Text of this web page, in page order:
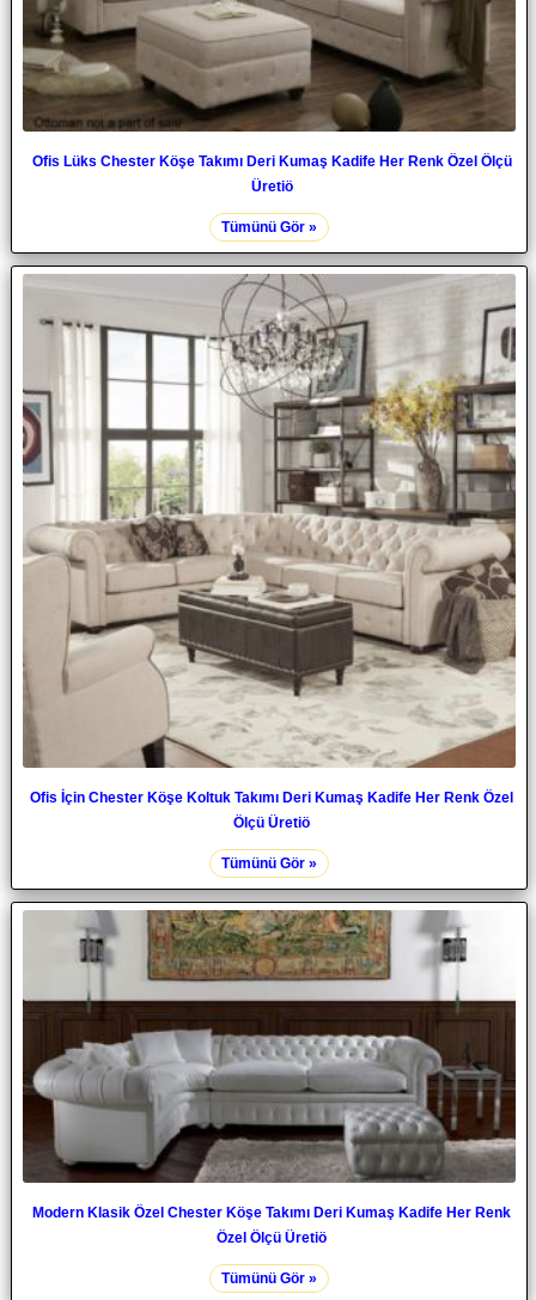
Ofis Lüks Chester Köşe Takımı Deri Kumaş Kadife Her Renk Özel Ölçü
Üretiö
Tümünü Gör »
Ofis İçin Chester Köşe Koltuk Takımı Deri Kumaş Kadife Her Renk Özel
Ölçü Üretiö
Tümünü Gör »
Modern Klasik Özel Chester Köşe Takımı Deri Kumaş Kadife Her Renk
Özel Ölçü Üretiö
Tümünü Gör »